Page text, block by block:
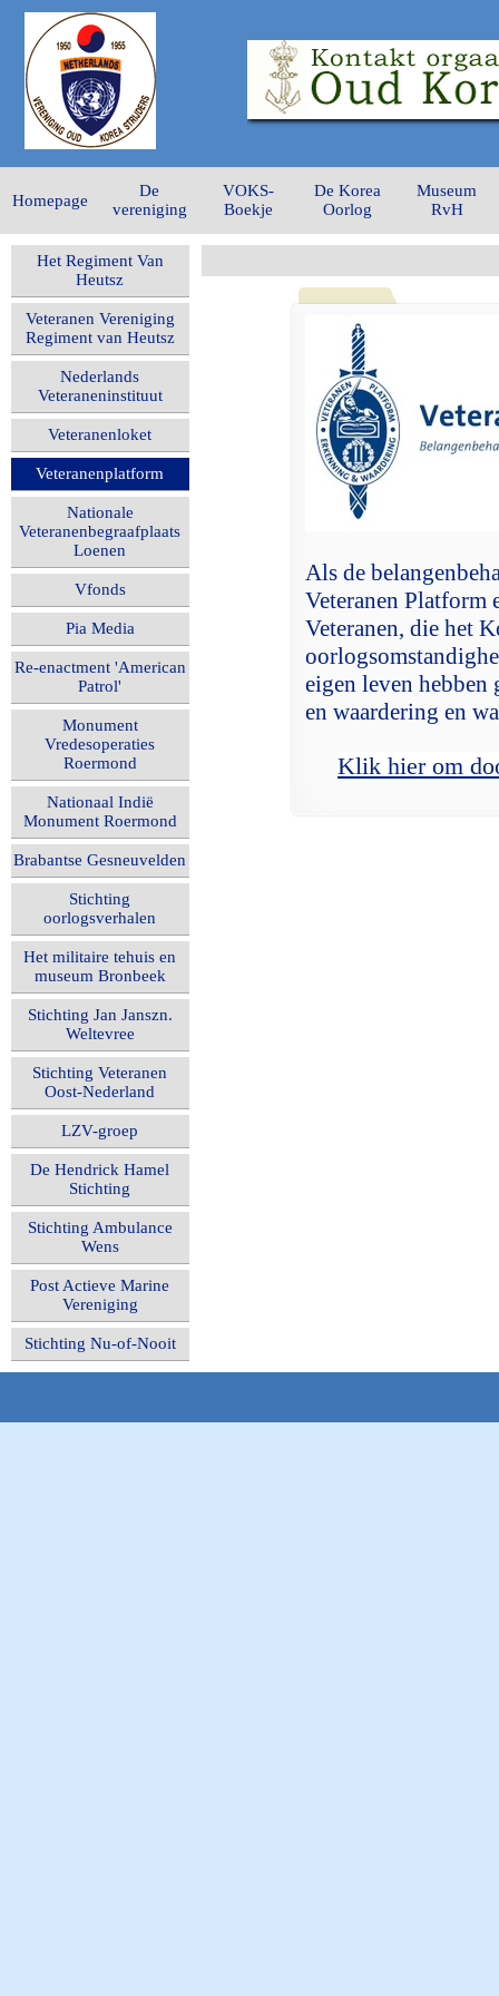
Homepage
De
vereniging
VOKS-
Boekje
De Korea
Oorlog
Museum
RvH
Het Regiment Van
Heutsz
Veteranen Vereniging
Regiment van Heutsz
Nederlands
Veteraneninstituut
Veteranenloket
Veteranenplatform
Nationale
Veteranenbegraafplaats
Loenen
Vfonds
Pia Media
Re-enactment 'American
Patrol'
Monument
Vredesoperaties
Roermond
Nationaal Indië
Monument Roermond
Brabantse Gesneuvelden
Stichting
oorlogsverhalen
Het militaire tehuis en
museum Bronbeek
Stichting Jan Janszn.
Weltevree
Stichting Veteranen
Oost-Nederland
LZV-groep
De Hendrick Hamel
Stichting
Stichting Ambulance
Wens
Post Actieve Marine
Vereniging
Stichting Nu-of-Nooit
Als de
Veteranen Platform
Veteranen, die het
eigen leven hebben
en waardering en
Klik hier om